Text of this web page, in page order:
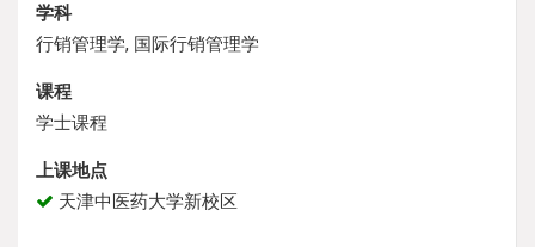
学科
行销管理学, 国际行销管理学
课程
学士课程
上课地点
天津中医药大学新校区